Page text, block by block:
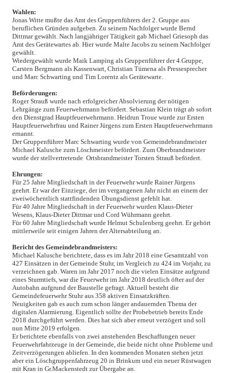
Wahlen:
Jonas Witte mußte das Amt des Gruppenführers der 2. Gruppe aus
beruflichen Gründen aufgeben. Zu seinem Nachfolger wurde Bernd
Dittmar gewählt. Nach langjähriger Tätigkeit gab Michael Griesoph das
Amt des Gerätewartes ab. Hier wurde Malte Jacobs zu seinem Nachfolger
gewählt.
Wiedergewählt wurde Maik Lamping als Gruppenführer der 4.Gruppe,
Carsten Bergmann als Kassenwart, Christian Tümena als Pressesprecher
und Marc Schwarting und Tim Lorentz als Gerätewarte.
Beförderungen:
Roger Strauß wurde nach erfolgreicher Absolvierung der nötigen
Lehrgänge zum Feuerwehrmann befördert. Sebastian Klein trägt ab sofort
den Dienstgrad Hauptfeuerwehrmann. Heidrun Troue wurde zur Ersten
Hauptfeuerwehrfrau und Rainer Jürgens zum Ersten Hauptfeuerwehrmann
ernannt.
Der Gruppenführer Marc Schwarting wurde von Gemeindebrandmeister
Michael Kalusche zum Löschmeister befördert. Zum Oberbrandmeister
wurde der stellvertretende Ortsbrandmeister Torsten Strauß befördert.
Ehrungen:
Für 25 Jahre Mitgliedschaft in der Feuerwehr wurde Rainer Jürgens
geehrt. Er war der Einziege, der im vergangenen Jahr nicht an einem der
zweiwöchentlich stattfindenden Übungsdienst gefehlt hat.
Für 40 Jahre Mitgliedschaft in der Feuerwehr wurden Klaus-Dieter
Wesens, Klaus-Dieter Dittmar und Cord Wührmann geehrt.
Für 60 Jahre Mitgliedschaft wurde Helmut Schulenberg geehrt. Er gehört
mittlerweile seit einigen Jahren der Altersabteilung an.
Bericht des Gemeindebrandmeisters:
Michael Kalusche berichtete, dass es im Jahr 2018 eine Gesamtzahl von
427 Einsätzen in der Gemeinde Stuhr, im Vergleich zu 424 im Vorjahr, zu
verzeichnen gab. Waren im Jahr 2017 noch die vielen Einsätze aufgrund
eines Sturmtiefs, war die Feuerwehr im Jahr 2018 deutlich öfter auf der
Autobahn aufgrund der Baustelle gefragt. Aktuell besteht die
Gemeindefeuerwehr Stuhr aus 358 aktiven Einsatzkräften.
Neuigkeiten gab es auch zum schon länger andauernden Thema der
digitalen Alarmierung. Eigentlich sollte der Probebetrieb bereits Ende
2018 durchgeführt werden. Dies hat sich aber erneut verzögert und soll
nun Mitte 2019 erfolgen.
Er berichtete ebenfalls von zwei anstehenden Beschaffungen neuer
Feuerwehrfahrzeuge in der Gemeinde, die beide nicht ohne Probleme und
Zeitverzögerungen abliefen. In den kommenden Monaten stehen jetzt
aber ein Löschgruppenfahrzeug 20 in Brinkum und ein neuer Rüstwagen
mit Kran in Gr.Mackenstedt zur Übergabe an.